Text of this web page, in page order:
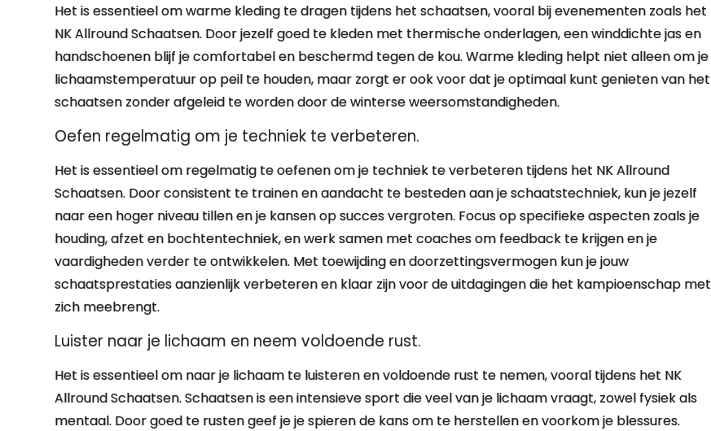
Het is essentieel om warme kleding te dragen tijdens het schaatsen, vooral bij evenementen zoals het
NK Allround Schaatsen. Door jezelf goed te kleden met thermische onderlagen, een winddichte jas en
handschoenen blijf je comfortabel en beschermd tegen de kou. Warme kleding helpt niet alleen om je
lichaamstemperatuur op peil te houden, maar zorgt er ook voor dat je optimaal kunt genieten van het
schaatsen zonder afgeleid te worden door de winterse weersomstandigheden.
Oefen regelmatig om je techniek te verbeteren.
Het is essentieel om regelmatig te oefenen om je techniek te verbeteren tijdens het NK Allround
Schaatsen. Door consistent te trainen en aandacht te besteden aan je schaatstechniek, kun je jezelf
naar een hoger niveau tillen en je kansen op succes vergroten. Focus op specifieke aspecten zoals je
houding, afzet en bochtentechniek, en werk samen met coaches om feedback te krijgen en je
vaardigheden verder te ontwikkelen. Met toewijding en doorzettingsvermogen kun je jouw
schaatsprestaties aanzienlijk verbeteren en klaar zijn voor de uitdagingen die het kampioenschap met
zich meebrengt.
Luister naar je lichaam en neem voldoende rust.
Het is essentieel om naar je lichaam te luisteren en voldoende rust te nemen, vooral tijdens het NK
Allround Schaatsen. Schaatsen is een intensieve sport die veel van je lichaam vraagt, zowel fysiek als
mentaal. Door goed te rusten geef je je spieren de kans om te herstellen en voorkom je blessures.